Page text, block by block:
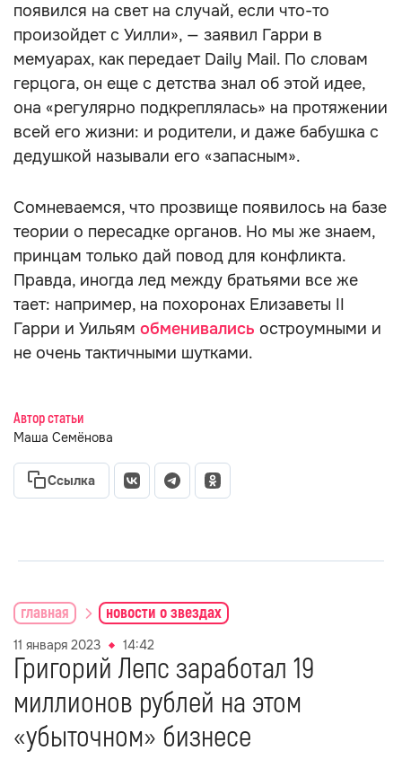
появился на свет на случай, если что-то
произойдет с Уилли», — заявил Гарри в
мемуарах, как передает Daily Mail. По словам
герцога, он еще с детства знал об этой идее,
она «регулярно подкреплялась» на протяжении
всей его жизни: и родители, и даже бабушка с
дедушкой называли его «запасным».
Сомневаемся, что прозвище появилось на базе
теории о пересадке органов. Но мы же знаем,
принцам только дай повод для конфликта.
Правда, иногда лед между братьями все же
тает: например, на похоронах Елизаветы II
Гарри и Уильям обменивались остроумными и
не очень тактичными шутками.
Автор статьи
Маша Семёнова
Ссылка
главная новости о звездах
11 января 2023 14:42
Григорий Лепс заработал 19
миллионов рублей на этом
«убыточном» бизнесе